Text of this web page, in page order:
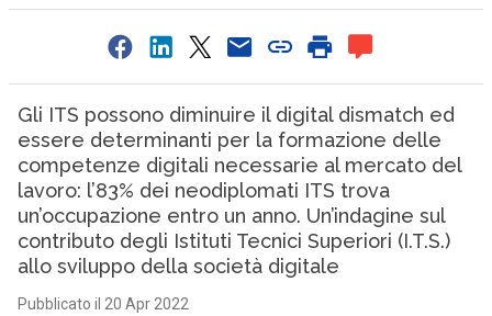
Gli ITS possono diminuire il digital dismatch ed
essere determinanti per la formazione delle
competenze digitali necessarie al mercato del
lavoro: l’83% dei neodiplomati ITS trova
un’occupazione entro un anno. Un’indagine sul
contributo degli Istituti Tecnici Superiori (I.T.S.)
allo sviluppo della società digitale
Pubblicato il 20 Apr 2022